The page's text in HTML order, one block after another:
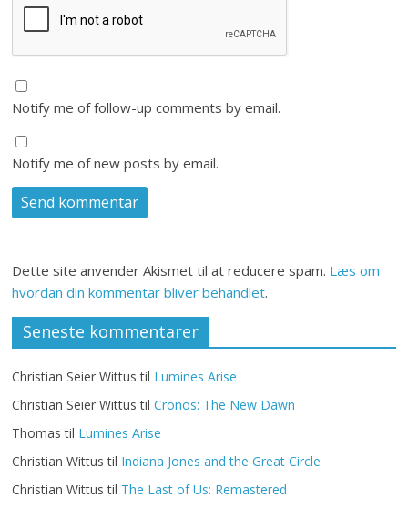
Notify me of follow-up comments by email.
Notify me of new posts by email.
Dette site anvender Akismet til at reducere spam. Læs om
hvordan din kommentar bliver behandlet.
Seneste kommentarer
Christian Seier Wittus til Lumines Arise
Christian Seier Wittus tilCronos: The New Dawn
Thomas til Lumines Arise
Christian Wittus til Indiana Jones and the Great Circle
Christian Wittus til The Last of Us: Remastered